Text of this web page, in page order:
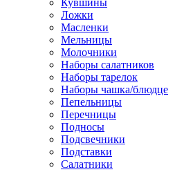
Кувшины
Ложки
Масленки
Мельницы
Молочники
Наборы салатников
Наборы тарелок
Наборы чашка/блюдце
Пепельницы
Перечницы
Подносы
Подсвечники
Подставки
Салатники